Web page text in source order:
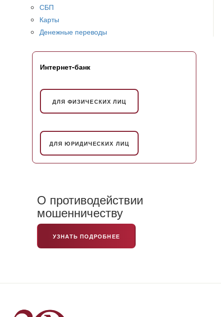
СБП
Карты
Денежные переводы
Интернет-банк
ДЛЯ ФИЗИЧЕСКИХ ЛИЦ
ДЛЯ ЮРИДИЧЕСКИХ ЛИЦ
О противодействии
мошенничеству
УЗНАТЬ ПОДРОБНЕЕ